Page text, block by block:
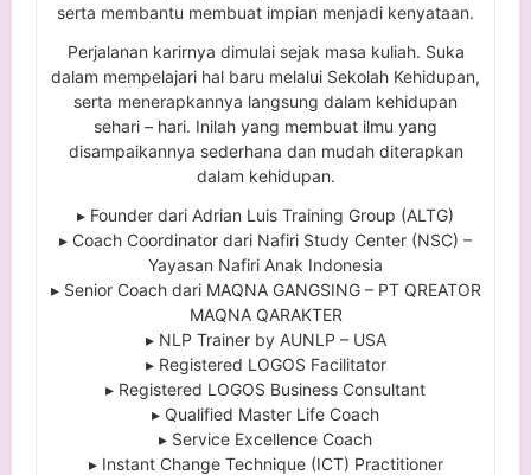
serta membantu membuat impian menjadi kenyataan.
Perjalanan karirnya dimulai sejak masa kuliah. Suka
dalam mempelajari hal baru melalui Sekolah Kehidupan,
serta menerapkannya langsung dalam kehidupan
sehari – hari. Inilah yang membuat ilmu yang
disampaikannya sederhana dan mudah diterapkan
dalam kehidupan.
▸ Founder dari Adrian Luis Training Group (ALTG)
▸ Coach Coordinator dari Nafiri Study Center (NSC) –
Yayasan Nafiri Anak Indonesia
▸ Senior Coach dari MAQNA GANGSING – PT QREATOR
MAQNA QARAKTER
▸ NLP Trainer by AUNLP – USA
▸ Registered LOGOS Facilitator
▸ Registered LOGOS Business Consultant
▸ Qualified Master Life Coach
▸ Service Excellence Coach
▸ Instant Change Technique (ICT) Practitioner